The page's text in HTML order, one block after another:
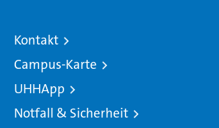
Kontakt
Campus-Karte
UHHApp
Notfall & Sicherheit